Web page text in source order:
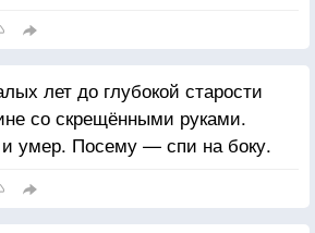
лет до глубокой старости
со скрещёнными руками.
и умер. Посему — спи на боку.